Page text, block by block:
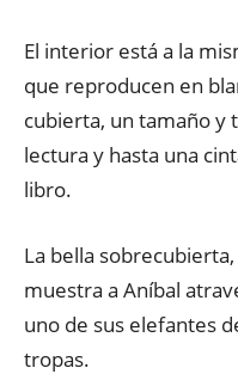
El interior está a la
que reproducen en
cubierta, un tamaño y
lectura y hasta una
libro.
La bella
muestra a Aníbal
uno de sus elefantes
tropas.